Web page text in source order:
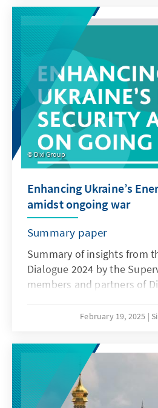
Dixi Group
Enhancing Ukraine’s
amidst ongoing war
Summary paper
Summary of insights from
Dialogue 2024 by the
members and partners of
February 19, 2025